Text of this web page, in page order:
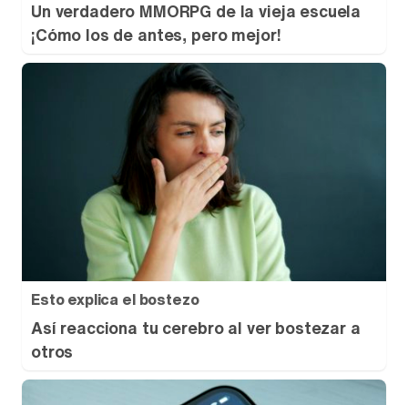
Canción ganadora de Eurovisión 2026: DARA con "Bangaranga" por Bulgaria
Un verdadero MMORPG de la vieja escuela
¡Cómo los de antes, pero mejor!
Esto explica el bostezo
Así reacciona tu cerebro al ver bostezar a
otros